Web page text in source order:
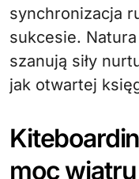
synchronizacja
sukcesie.
szanują siły
jak otwartej
moc